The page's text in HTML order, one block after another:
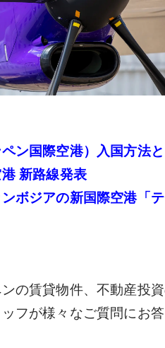
ン国際空港）入国方法
新路線発表
ンボジアの新国際空港「
の賃貸物件、不動産投
フが様々なご質問にお答